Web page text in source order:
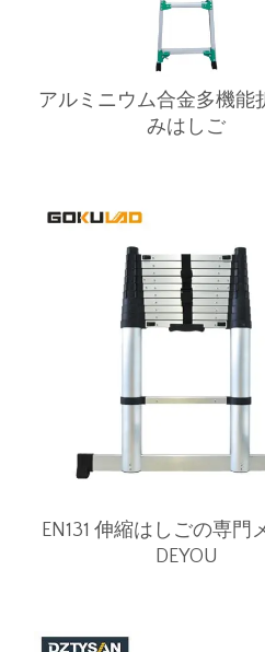
アルミニウム合金多機能
みはしご
EN131 伸縮はしごの専門
DEYOU